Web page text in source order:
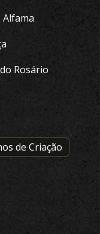
Alfama
Rosário
de Criação